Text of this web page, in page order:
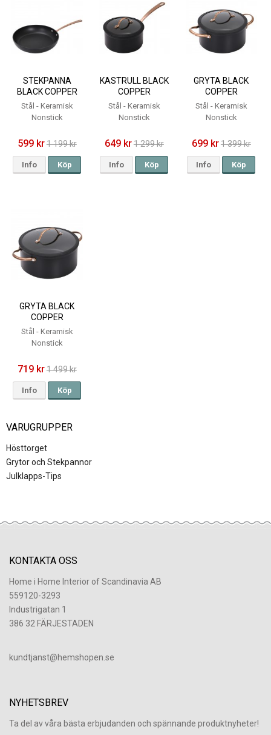
STEKPANNA
BLACK COPPER
KERAMISK -
MODERN HOUSE -
Stål - Keramisk
Nonstick
599 kr1 199 kr
Info Köp
KASTRULL BLACK
COPPER
KERAMISK -
MODERN HOUSE -
Stål - Keramisk
Nonstick
649 kr1 299 kr
Info Köp
GRYTA BLACK
COPPER
KERAMISK -
MODERN HOUSE -
Stål - Keramisk
Nonstick
699 kr1 399 kr
Info Köp
GRYTA BLACK
COPPER
KERAMISK -
MODERN HOUSE -
Stål - Keramisk
Nonstick
719 kr1 499 kr
Info Köp
VARUGRUPPER
Hösttorget
Grytor och Stekpannor
Julklapps-Tips
KONTAKTA OSS
Home i Home Interior of Scandinavia AB
559120-3293
Industrigatan 1
386 32 FÄRJESTADEN
​kundtjanst@hemshopen.se
NYHETSBREV
Ta del av våra bästa erbjudanden och spännande produktnyheter!